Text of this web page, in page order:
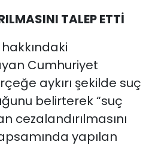
TALEP ETTİ
Cumhuriyet
aykırı şekilde suç
belirterek “suç
cezalandırılmasını
yapılan